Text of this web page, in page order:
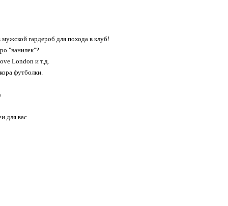
гардероб для похода в клуб!
"ванилек"?
London и т.д.
футболки.
для вас